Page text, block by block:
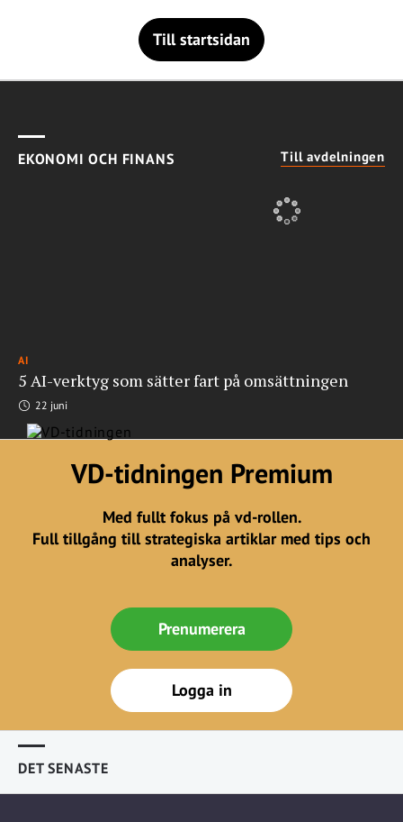
Till startsidan
EKONOMI OCH FINANS Till avdelningen
AI
5 AI-verktyg som sätter fart på omsättningen
22 juni
VD-tidningen Premium
Med fullt fokus på vd-rollen.
Full tillgång till strategiska artiklar med tips och
analyser.
Prenumerera
Logga in
DET SENASTE